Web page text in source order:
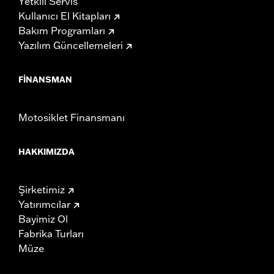
Kullanıcı El Kitapları
Bakım Programları
Yazılım Güncellemeleri
FINANSMAN
Motosiklet Finansmanı
HAKKIMIZDA
Şirketimiz
Yatırımcılar
Bayimiz Ol
Fabrika Turları
Müze